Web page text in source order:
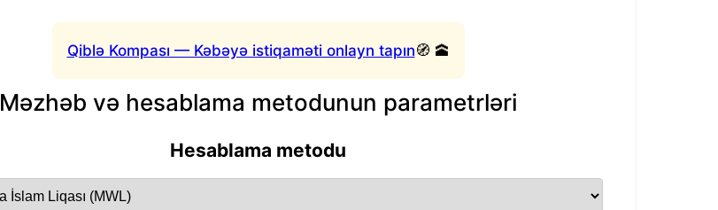
Qiblə Kompası — Kəbəyə istiqaməti onlayn tapın🧭 🕋
Məzhəb və hesablama metodunun parametrləri
Hesablama metodu